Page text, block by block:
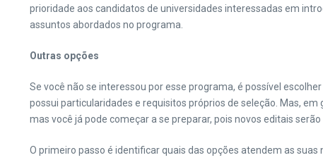
prioridade aos candidatos de universidades interessadas em
assuntos abordados no programa.
Outras opções
Se você não se interessou por esse programa, é possível
possui particularidades e requisitos próprios de seleção. Mas,
mas você já pode começar a se preparar, pois novos editais
O primeiro passo é identificar quais das opções atendem as